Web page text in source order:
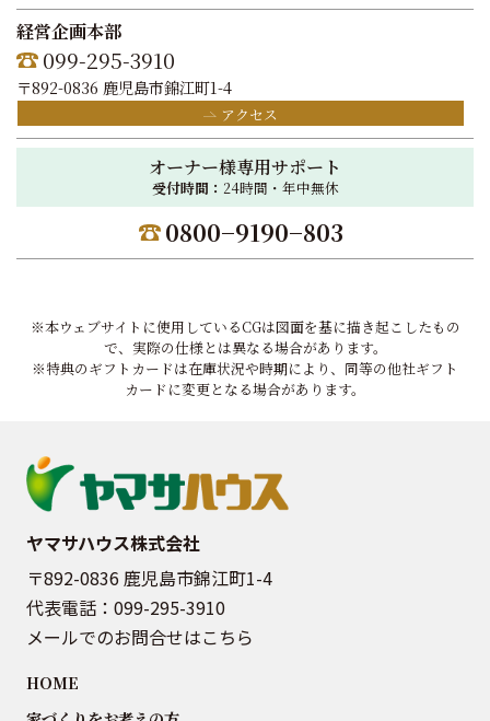
経営企画本部
099-295-3910
〒892-0836 鹿児島市錦江町1-4
アクセス
オーナー様専用サポート
受付時間： 24時間・年中無休
0800−9190−803
※本ウェブサイトに使用しているCGは図面を基に描き起こしたもの
で、実際の仕様とは異なる場合があります。
※特典のギフトカードは在庫状況や時期により、同等の他社ギフト
カードに変更となる場合があります。
ヤマサハウス株式会社
〒892-0836 鹿児島市錦江町1-4
代表電話： 099-295-3910
メールでのお問合せはこちら
HOME